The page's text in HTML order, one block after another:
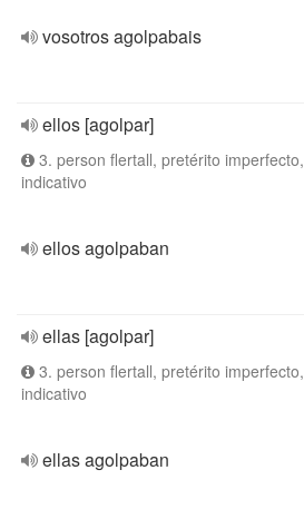
vosotros agolpabais
ellos [agolpar]
3. person flertall, pretérito imperfecto,
indicativo
ellos agolpaban
ellas [agolpar]
3. person flertall, pretérito imperfecto,
indicativo
ellas agolpaban